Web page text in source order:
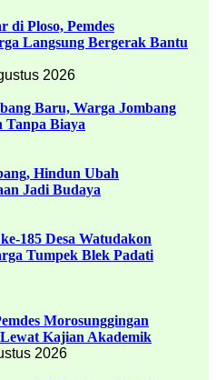
di Ploso, Pemdes
Langsung Bergerak Bantu
2026
Baru, Warga Jombang
Tanpa Biaya
Hindun Ubah
Jadi Budaya
185 Desa Watudakon
Tumpek Blek Padati
Morosunggingan
Kajian Akademik
2026